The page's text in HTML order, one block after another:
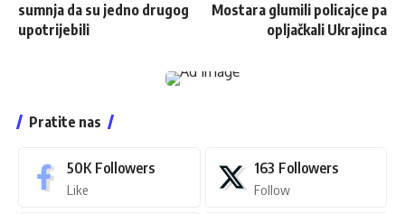
sumnja da su jedno drugog
upotrijebili
Mostara glumili policajce pa
opljačkali Ukrajinca
Pratite nas
50K Followers
Like
163 Followers
Follow